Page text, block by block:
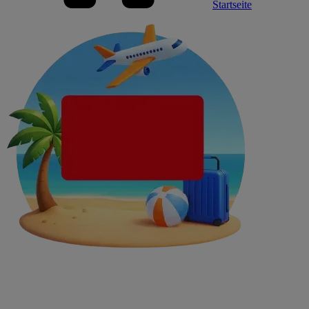
Startseite